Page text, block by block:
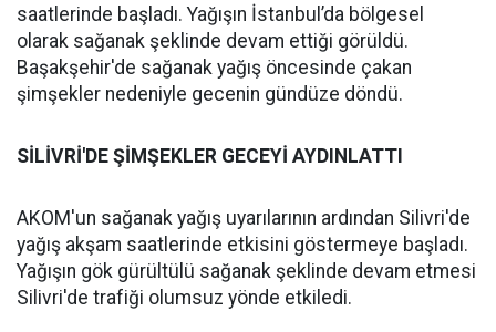
saatlerinde başladı. Yağışın İstanbul’da bölgesel
olarak sağanak şeklinde devam ettiği görüldü.
Başakşehir'de sağanak yağış öncesinde çakan
şimşekler nedeniyle gecenin gündüze döndü.
SİLİVRİ'DE ŞİMŞEKLER GECEYİ AYDINLATTI
AKOM'un sağanak yağış uyarılarının ardından Silivri'de
yağış akşam saatlerinde etkisini göstermeye başladı.
Yağışın gök gürültülü sağanak şeklinde devam etmesi
Silivri'de trafiği olumsuz yönde etkiledi.